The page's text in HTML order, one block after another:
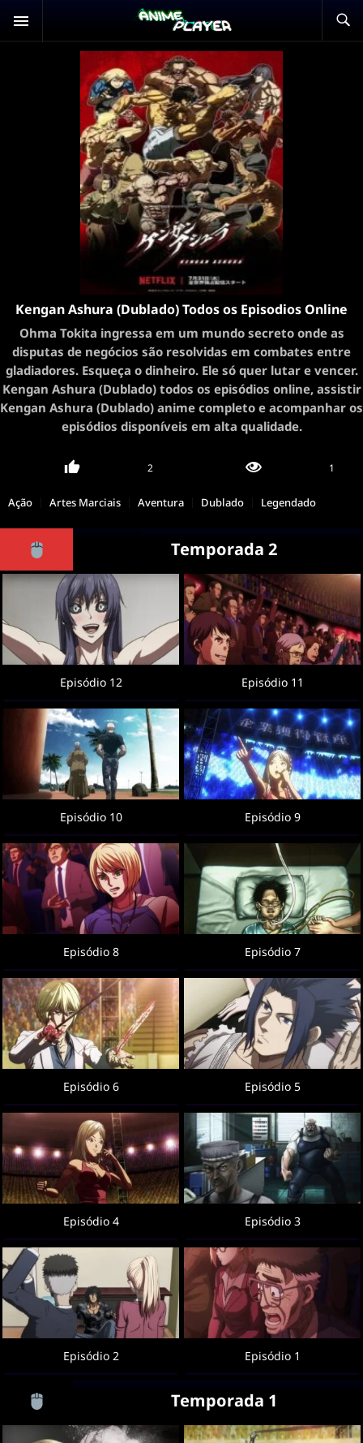
Kengan Ashura (Dublado) Todos os Episodios Online
Ohma Tokita ingressa em um mundo secreto onde as
disputas de negócios são resolvidas em combates entre
gladiadores. Esqueça o dinheiro. Ele só quer lutar e vencer.
Kengan Ashura (Dublado) todos os episódios online, assistir
Kengan Ashura (Dublado) anime completo e acompanhar os
episódios disponíveis em alta qualidade.
2 1
Ação Artes Marciais Aventura Dublado Legendado
Temporada 2
Episódio 12 Episódio 11
Episódio 10 Episódio 9
Episódio 8 Episódio 7
Episódio 6 Episódio 5
Episódio 4 Episódio 3
Episódio 2 Episódio 1
Temporada 1